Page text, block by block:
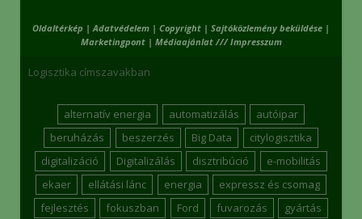
Oldaltérkép | Adatvédelem | Copyright | Sajtóközlemény beküldése |
Marketingpont| Médiaajánlat /// Impresszum
Logisztika címszavakban
alternatív energia automatizálás
autóipar
beruházás
beszerzés Big Data
citylogisztika
digitalizáció
Digitalizálás disztribúció
e-mobilitás
ekaer
ellátási lánc energia
expressz és csomag
fejlesztés
fokuszban Ford fuvarozás
gyártás